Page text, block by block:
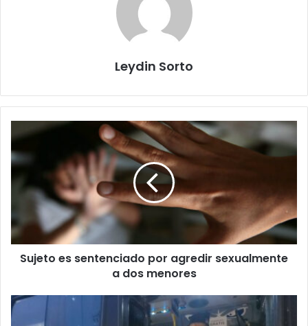
Leydin Sorto
es
sentenciado
agredir
sexualmente
dos
menores
Sujeto es sentenciado por agredir sexualmente
a dos menores
Transportistas
podrían